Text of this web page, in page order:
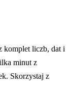
komplet liczb, dat i
minut z
Skorzystaj z